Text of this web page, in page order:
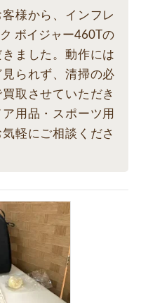
様から、インフレ
ボイジャー460Tの
ました。動作には
られず、清掃の必
取させていただき
用品・スポーツ用
軽にご相談くださ